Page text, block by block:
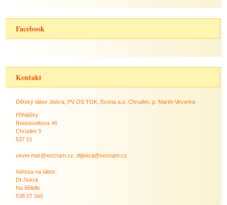
Facebook
Kontakt
Dětský tábor Jiskra, PV OS TOK, Evona a.s. Chrudim, p. Martin Veverka
Přihlášky:
Rooseveltova 46
Chrudim 3
537 01
vever.mar@seznam.cz, dtjiskra@seznam.cz
Adresa na tábor:
Dt Jiskra
Na Bělidle
538 07 Seč